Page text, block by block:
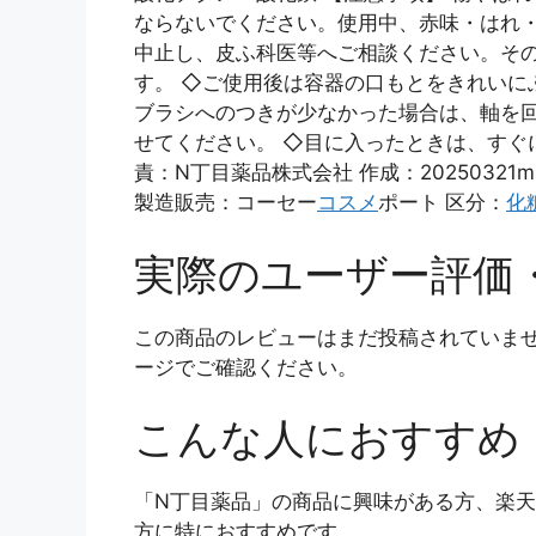
ならないでください。使用中、赤味・はれ
中止し、皮ふ科医等へご相談ください。そ
す。 ◇ご使用後は容器の口もとをきれい
ブラシへのつきが少なかった場合は、軸を
せてください。 ◇目に入ったときは、す
責：N丁目薬品株式会社 作成：
製造販売：コーセーコスメポート 区分： 化
実際のユーザー評価
この商品のレビューはまだ投稿されていま
ージでご確認ください。
こんな人におすすめ
「N丁目薬品」の商品に興味がある方、楽